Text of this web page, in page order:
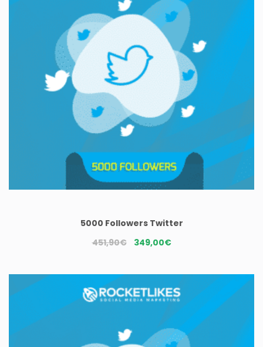
5000 Followers Twitter
451,90€ Le
initial
était :
451,90€.
349,00€Le
actuel
est :
349,00€.